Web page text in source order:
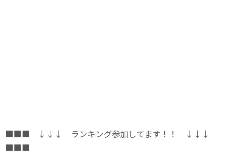
■■■ ↓↓↓ ランキング参加してます！！ ↓↓↓
■■■